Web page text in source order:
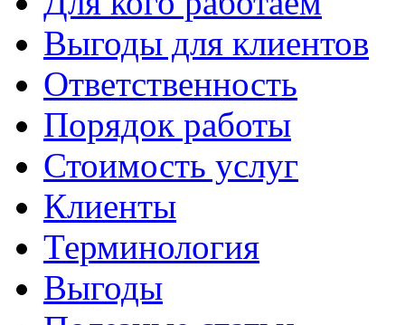
Выгоды для клиентов
Ответственность
Порядок работы
Стоимость услуг
Клиенты
Терминология
Выгоды